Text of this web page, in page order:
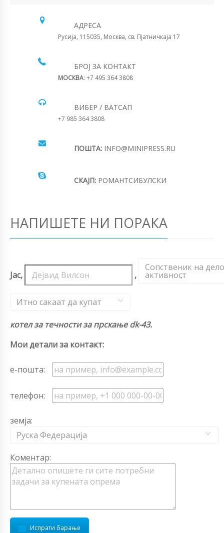
АДРЕСА
Русија, 115035, Москва, св. Пјатничкаја 17
БРОЈ ЗА КОНТАКТ
МОСКВА: +7 495 364 3808
ВИБЕР / ВАТСАП
+7 985 364 3808
ПОШТА: INFO@MINIPRESS.RU
СКАЈП: РОМАНТСИБУЛСКИ
НАПИШЕТЕ НИ ПОРАКА
Јас, ,
Сопственик на
активност
,
Итно сакаат да купат
котел за течности за прскање dk-43.
Мои детали за контакт:
е-пошта:
телефон:
земја:
Руска Федерација
Коментар:
Испрати барање